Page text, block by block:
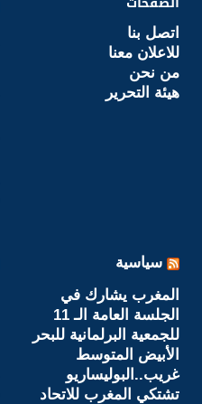
الصفحات
اتصل بنا
للاعلان معنا
من نحن
سياسية
المغرب يشارك في
الجلسة العامة الـ 11
للجمعية البرلمانية للبحر
الأبيض المتوسط